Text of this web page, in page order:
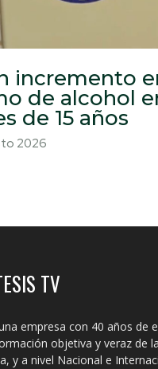
incremento
de alcohol
de 15 años
2026
TV
empresa con 40 años de
objetiva y veraz de
y a nivel Nacional e